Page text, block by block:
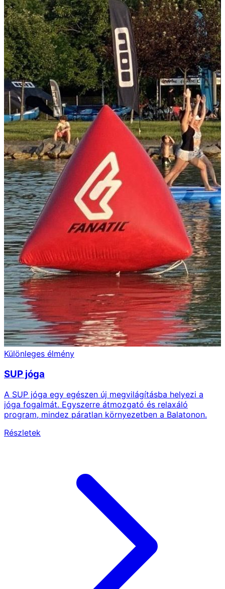
Különleges élmény
SUP jóga
A SUP jóga egy egészen új megvilágításba helyezi a
jóga fogalmát. Egyszerre átmozgató és relaxáló
program, mindez páratlan környezetben a Balatonon.
Részletek